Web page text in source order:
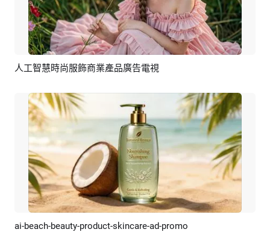
預覽 AI剪同款
人工智慧時尚服飾商業產品廣告電視
預覽 AI剪同款
ai-beach-beauty-product-skincare-ad-promo